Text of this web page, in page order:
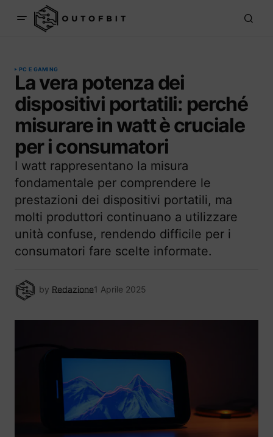
PC E GAMING
La vera potenza dei
dispositivi portatili: perché
misurare in watt è cruciale
per i consumatori
I watt rappresentano la misura
fondamentale per comprendere le
prestazioni dei dispositivi portatili, ma
molti produttori continuano a utilizzare
unità confuse, rendendo difficile per i
consumatori fare scelte informate.
by Redazione1 Aprile 2025